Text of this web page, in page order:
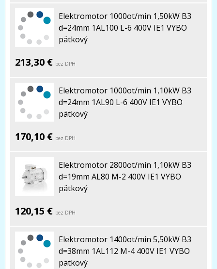
Elektromotor 1000ot/min 1,50kW B3
d=24mm 1AL100 L-6 400V IE1 VYBO
pätkový
213,30 € bez DPH
Elektromotor 1000ot/min 1,10kW B3
d=24mm 1AL90 L-6 400V IE1 VYBO
pätkový
170,10 € bez DPH
Elektromotor 2800ot/min 1,10kW B3
d=19mm AL80 M-2 400V IE1 VYBO
pätkový
120,15 € bez DPH
Elektromotor 1400ot/min 5,50kW B3
d=38mm 1AL112 M-4 400V IE1 VYBO
pätkový